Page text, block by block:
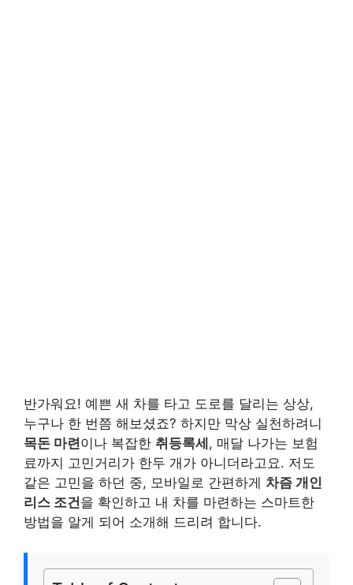
반가워요! 예쁜 새 차를 타고 도로를 달리는 상상,
누구나 한 번쯤 해보셨죠? 하지만 막상 실천하려니
목돈 마련이나 복잡한 취등록세 , 매달 나가는 보험
료까지 고민거리가 한두 개가 아니더라고요. 저도
같은 고민을 하던 중, 모바일로 간편하게 차즘 개인
리스 조건을 확인하고 내 차를 마련하는 스마트한
방법을 알게 되어 소개해 드리려 합니다.